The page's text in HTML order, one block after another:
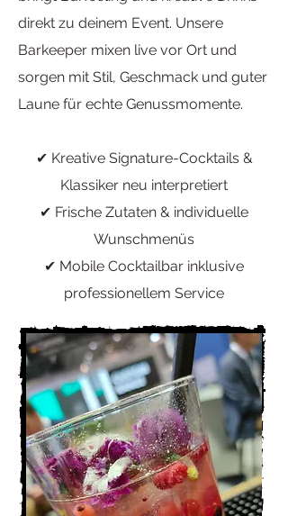
direkt zu deinem Event. Unsere
Barkeeper mixen live vor Ort und
sorgen mit Stil, Geschmack und guter
Laune für echte Genussmomente.
✔ Kreative Signature-Cocktails &
Klassiker neu interpretiert
✔ Frische Zutaten & individuelle
Wunschmenüs
✔ Mobile Cocktailbar inklusive
professionellem Service